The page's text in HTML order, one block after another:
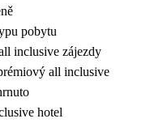
pobytu
inclusive zájezdy
all inclusive
hotel